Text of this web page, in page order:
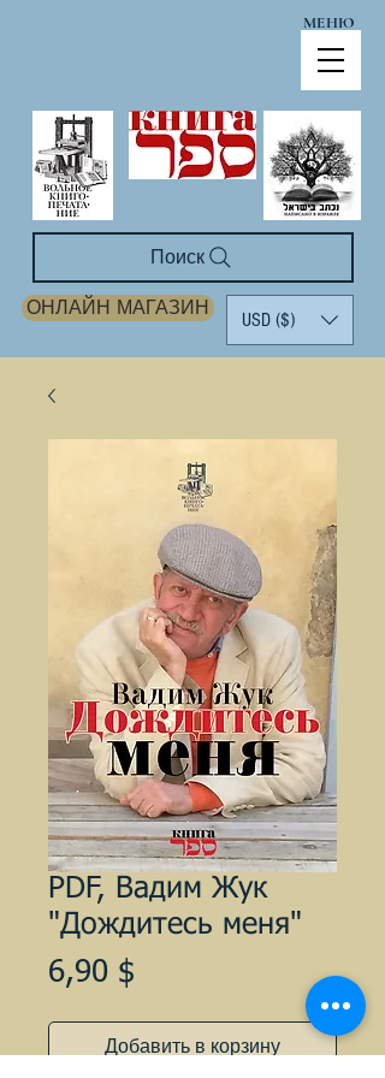
МЕНЮ
ОНЛАЙН МАГАЗИН
USD ($)
Поиск
PDF, Вадим Жук
"Дождитесь меня"
6,90 $
Добавить в корзину